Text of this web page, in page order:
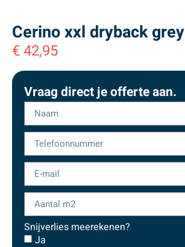
Cerino xxl dryback grey
€42,95
Vraag direct je offerte aan.
Snijverlies meerekenen?
Ja